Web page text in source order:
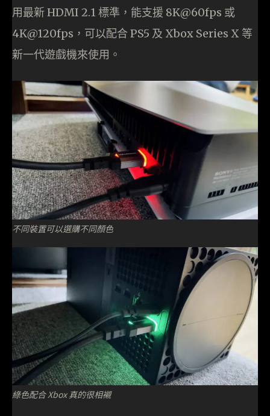
用最新 HDMI 2.1 標準，能支援 8K@60fps 或
4K@120fps，可以配合 PS5 及 Xbox Series X 等
新一代遊戲機來使用。
不同裝置可以選購不同顏色
綠色配合 Xbox 真的很相襯